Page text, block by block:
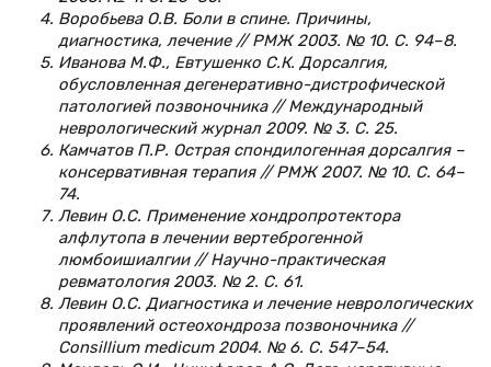
Воробьева О.В. Боли в спине. Причины,
диагностика, лечение // РМЖ 2003. № 10. С. 94–8.
Иванова М.Ф., Евтушенко С.К. Дорсалгия,
обусловленная дегенеративно-дистрофической
патологией позвоночника // Международный
неврологический журнал 2009. № 3. С. 25.
Камчатов П.Р. Острая спондилогенная дорсалгия –
консервативная терапия // РМЖ 2007. № 10. С. 64–
74.
Левин О.С. Применение хондропротектора
алфлутопа в лечении вертеброгенной
люмбоишиалгии // Научно-практическая
ревматология 2003. № 2. С. 61.
Левин О.С. Диагностика и лечение неврологических
проявлений остеохондроза позвоночника //
Consillium medicum 2004. № 6. С. 547–54.